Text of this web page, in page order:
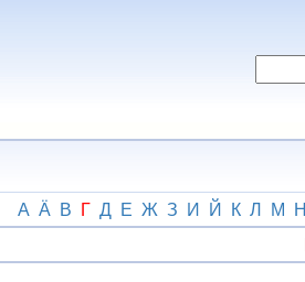
А Ӓ В Г Д Е Ж З И Й К Л М Н